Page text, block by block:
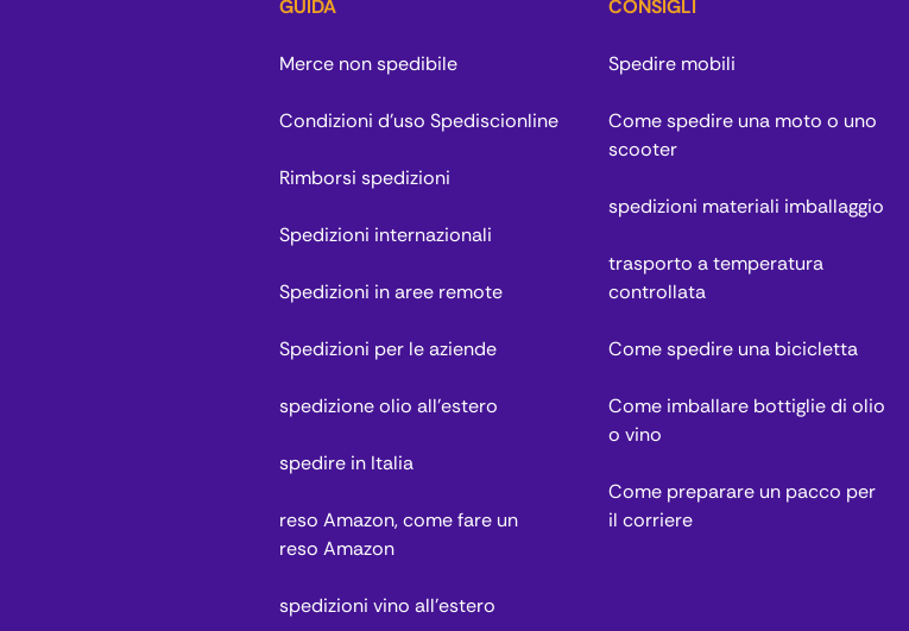
GUIDA
Merce non spedibile
Condizioni d'uso Spediscionline
Rimborsi spedizioni
Spedizioni internazionali
Spedizioni in aree remote
Spedizioni per le aziende
spedizione olio all'estero
spedire in Italia
reso Amazon, come fare un
reso Amazon
spedizioni vino all'estero
CONSIGLI
Spedire mobili
Come spedire una moto o uno
scooter
spedizioni materiali imballaggio
trasporto a temperatura
controllata
Come spedire una bicicletta
Come imballare bottiglie di olio
o vino
Come preparare un pacco per
il corriere